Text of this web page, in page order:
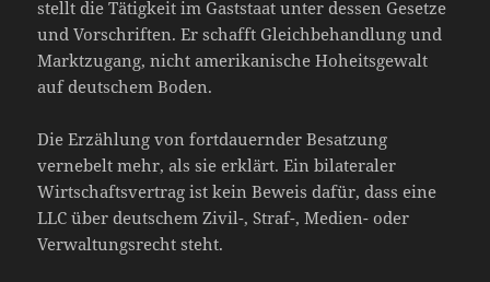
stellt die Tätigkeit im Gaststaat unter dessen Gesetze
und Vorschriften. Er schafft Gleichbehandlung und
Marktzugang, nicht amerikanische Hoheitsgewalt
auf deutschem Boden.
Die Erzählung von fortdauernder Besatzung
vernebelt mehr, als sie erklärt. Ein bilateraler
Wirtschaftsvertrag ist kein Beweis dafür, dass eine
LLC über deutschem Zivil-, Straf-, Medien- oder
Verwaltungsrecht steht.